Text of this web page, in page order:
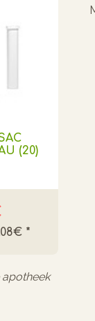
(20)
*
apotheek